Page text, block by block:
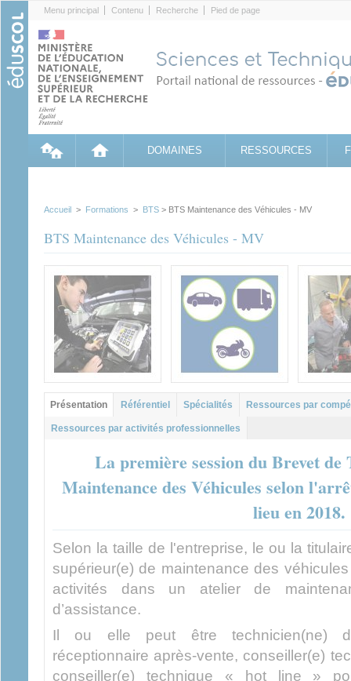
Menu principal Contenu Recherche Pied de page
DOMAINES RESSOURCES
Accueil > Formations > BTS > BTS Maintenance des Véhicules - MV
BTS Maintenance des Véhicules - MV
Groupe principal
Présentation
Référentiel Spécialités Ressources par
Ressources par activités professionnelles
La première session du Brevet de
Maintenance des Véhicules selon
lieu en 2018.
Selon la taille de l'entreprise, le ou la
supérieur(e) de maintenance des
activités dans un atelier de
d’assistance.
Il ou elle peut être technicien(ne)
réceptionnaire après-vente, conseiller(e)
conseiller(e) technique « hot line »